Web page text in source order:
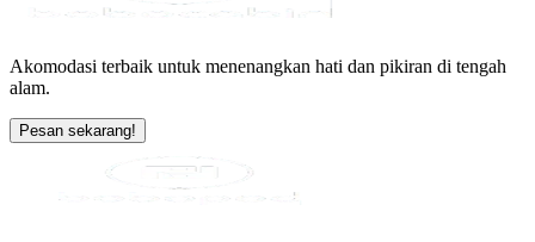
Akomodasi terbaik untuk menenangkan hati dan pikiran di tengah
alam.
Pesan sekarang!